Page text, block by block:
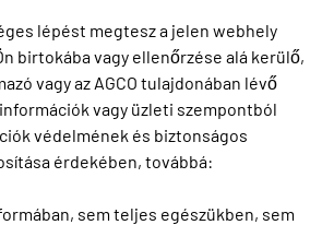
lépést megtesz a jelen webhely
birtokába vagy ellenőrzése alá kerülő,
vagy az AGCO tulajdonában lévő
vagy üzleti szempontból
védelmének és biztonságos
érdekében, továbbá:
sem teljes egészükben, sem